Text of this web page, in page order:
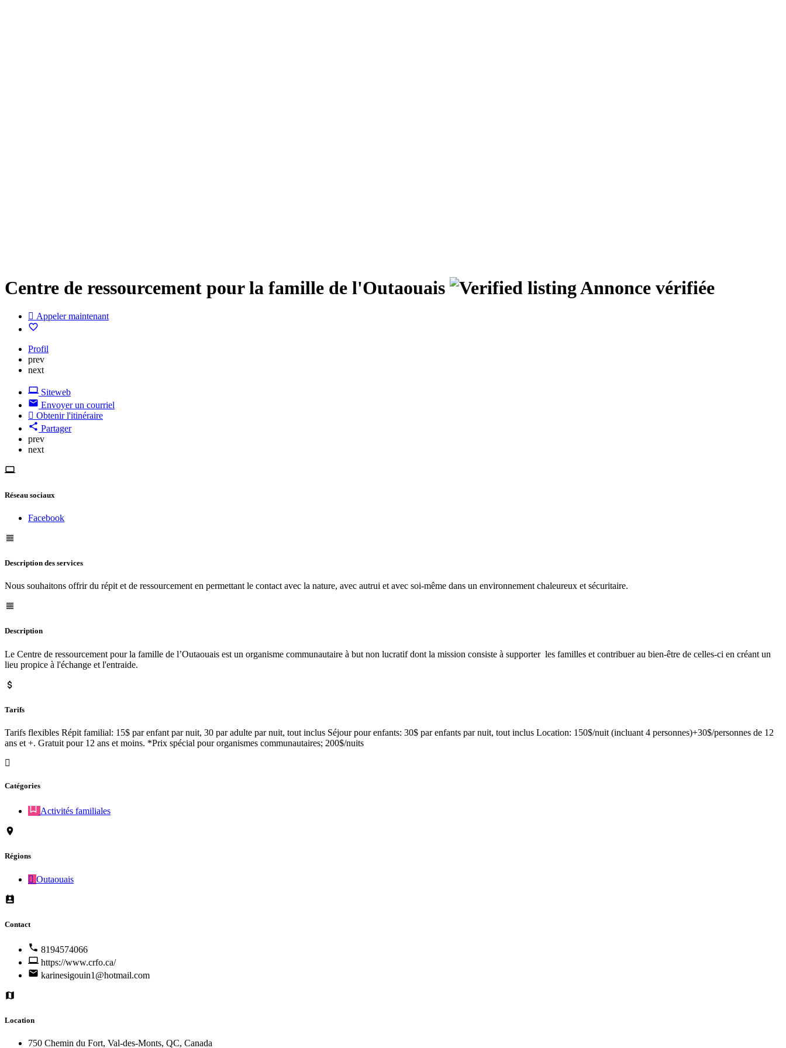
Centre de ressourcement pour la famille de l'Outaouais Annonce vérifiée
Appeler maintenant
Profil
prev
next
Siteweb
Envoyer un courriel
Obtenir l'itinéraire
Partager
prev
next
Réseau sociaux
Facebook
Description des services
Nous souhaitons offrir du répit et de ressourcement en permettant le contact avec la nature, avec autrui et avec soi-même dans un environnement chaleureux et sécuritaire.
Description
Le Centre de ressourcement pour la famille de l’Outaouais est un organisme communautaire à but non lucratif dont la mission consiste à supporter les familles et contribuer au bien-être de celles-ci en créant un
lieu propice à l'échange et l'entraide.
Tarifs
Tarifs flexibles Répit familial: 15$ par enfant par nuit, 30 par adulte par nuit, tout inclus Séjour pour enfants: 30$ par enfants par nuit, tout inclus Location: 150$/nuit (incluant 4 personnes)+30$/personnes de 12
ans et +. Gratuit pour 12 ans et moins. *Prix spécial pour organismes communautaires; 200$/nuits
Catégories
Activités familiales
Régions
Outaouais
Contact
8194574066
https://www.crfo.ca/
karinesigouin1@hotmail.com
Location
750 Chemin du Fort, Val-des-Monts, QC, Canada